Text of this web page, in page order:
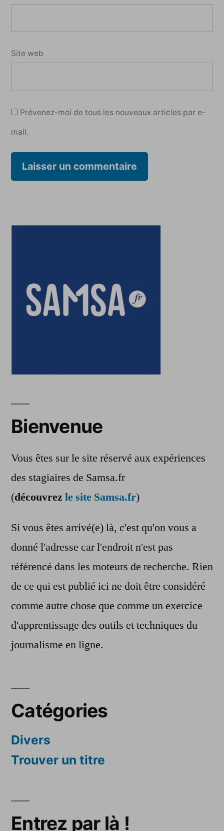
Site web
Prévenez-moi de tous les nouveaux articles par e-
mail.
Bienvenue
Vous êtes sur le site réservé aux expériences
des stagiaires de Samsa.fr
(découvrezle site Samsa.fr)
Si vous êtes arrivé(e) là, c'est qu'on vous a
donné l'adresse car l'endroit n'est pas
référencé dans les moteurs de recherche. Rien
de ce qui est publié ici ne doit être considéré
comme autre chose que comme un exercice
d'apprentissage des outils et techniques du
journalisme en ligne.
Catégories
Divers
Trouver un titre
Entrez par là !